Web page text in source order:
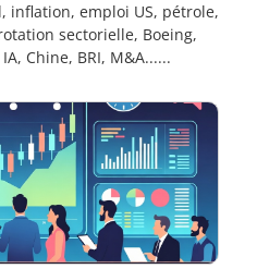
inflation, emploi US, pétrole,
sectorielle, Boeing,
Chine, BRI, M&A......